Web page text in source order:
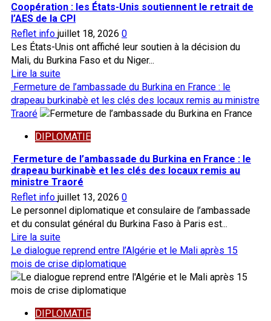
Nations
Unies
ne
doivent
pas
être
instrumentalisées,
Jean
Emmanuel
Ouédraogo
Coopération : les États-Unis soutiennent le retrait de
l’AES de la CPI
Reflet info juillet 18, 2026 0
Les États-Unis ont affiché leur soutien à la décision du
Mali, du Burkina Faso et du Niger...
Lire la suiteEn
savoir
plus
sur
:
les
États-
Unis
soutiennent
le
retrait
l’AES
de
la
CPI
Fermeture de l’ambassade du Burkina en France : le
drapeau burkinabè et les clés des locaux remis au ministre
Traoré
DIPLOMATIE
Fermeture de l’ambassade du Burkina en France : le
drapeau burkinabè et les clés des locaux remis au
ministre Traoré
Reflet info juillet 13, 2026 0
Le personnel diplomatique et consulaire de l’ambassade
et du consulat général du Burkina Faso à Paris est...
Lire la suiteEn
savoir
plus
sur
Fermeture
l’ambassade
Le dialogue reprend entre l’Algérie et le Mali après 15
mois de crise diplomatique
DIPLOMATIE